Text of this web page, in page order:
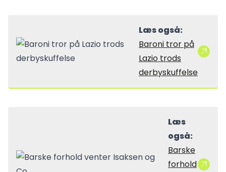
Læs også:
Baroni tror på
Lazio trods
derbyskuffelse
Læs
også:
Barske
forhold